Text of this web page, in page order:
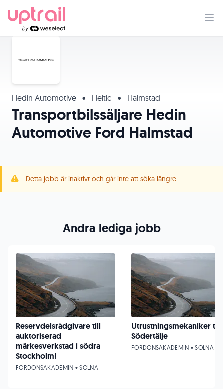
Hedin Automotive • Heltid • Halmstad
Transportbilssäljare Hedin
Automotive Ford Halmstad
Detta jobb är inaktivt och går inte att söka längre
Andra lediga jobb
Reservdelsrådgivare till
auktoriserad
märkesverkstad i södra
Stockholm!
FORDONSAKADEMIN • SOLNA
Utrustningsmekaniker till
Södertälje
FORDONSAKADEMIN • SOLNA